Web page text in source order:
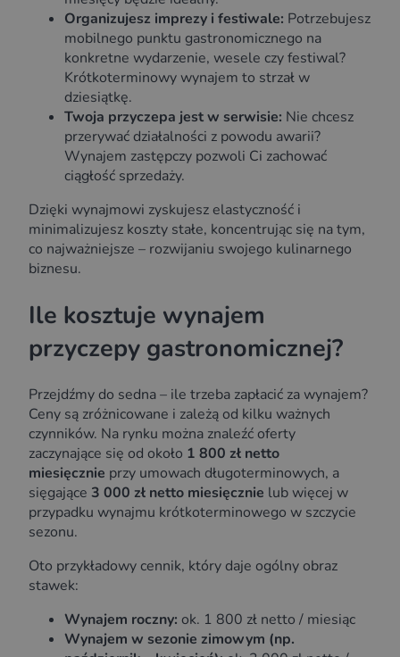
Organizujesz imprezy i festiwale: Potrzebujesz
mobilnego punktu gastronomicznego na
konkretne wydarzenie, wesele czy festiwal?
Krótkoterminowy wynajem to strzał w
dziesiątkę.
Twoja przyczepa jest w serwisie: Nie chcesz
przerywać działalności z powodu awarii?
Wynajem zastępczy pozwoli Ci zachować
ciągłość sprzedaży.
Dzięki wynajmowi zyskujesz elastyczność i
minimalizujesz koszty stałe, koncentrując się na tym,
co najważniejsze – rozwijaniu swojego kulinarnego
biznesu.
Ile kosztuje wynajem
przyczepy gastronomicznej?
Przejdźmy do sedna – ile trzeba zapłacić za wynajem?
Ceny są zróżnicowane i zależą od kilku ważnych
czynników. Na rynku można znaleźć oferty
zaczynające się od około 1 800 zł netto
miesięcznie przy umowach długoterminowych, a
sięgające 3 000 zł netto miesięcznie lub więcej w
przypadku wynajmu krótkoterminowego w szczycie
sezonu.
Oto przykładowy cennik, który daje ogólny obraz
stawek:
Wynajem roczny: ok. 1 800 zł netto / miesiąc
Wynajem w sezonie zimowym (np.